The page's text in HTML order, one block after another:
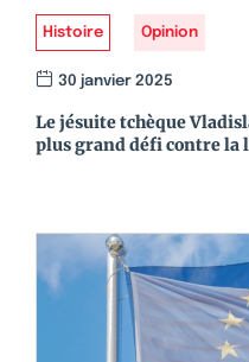
Histoire Opinion
30 janvier 2025
Le jésuite tchèque
plus grand défi contre la